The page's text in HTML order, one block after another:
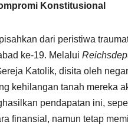
Konstitusional
dari peristiwa
ke-19. Melalui
Katolik, disita oleh
kehilangan tanah mereka
pendapatan ini,
finansial, namun tetap